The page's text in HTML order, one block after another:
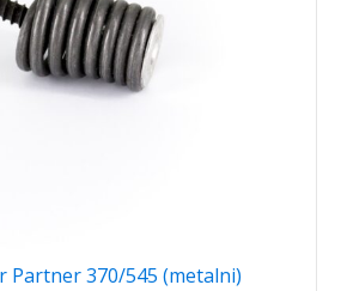
Partner 370/545 (metalni)